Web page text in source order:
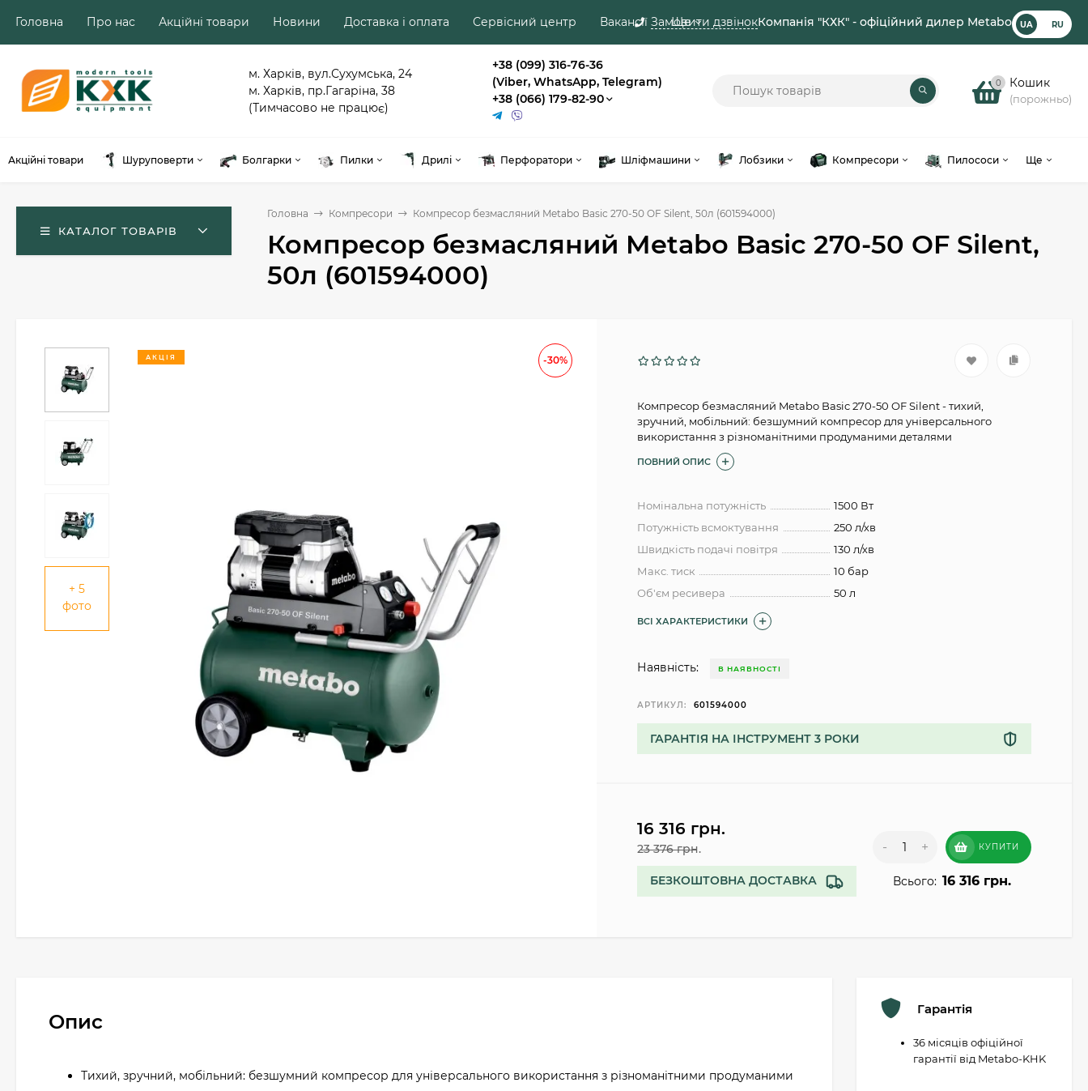
Замовити дзвінокКомпанія "КХК" - офіційний дилер Metabo UA RU
Головна Про нас Акційні товари Новини Доставка і оплата Сервісний центр Вакансії Ще
м. Харків, вул.Сухумська, 24
м. Харків, пр.Гагаріна, 38
(Тимчасово не працює)
+38 (099) 316-76-36
(Viber, WhatsApp, Telegram)
+38 (066) 179-82-90
0 Кошик
(порожньо)
Акційні товари Шуруповерти Болгарки Пилки Дрилі Перфоратори Шліфмашини Лобзики Компресори Пилососи Ще
КАТАЛОГ ТОВАРІВ
Головна Компресори Компресор безмасляний Metabo Basic 270-50 OF Silent, 50л (601594000)
Компресор безмасляний Metabo Basic 270-50 OF Silent,
50л (601594000)
+ 5
фото
-30%
АКЦІЯ
​Компресор безмасляний Metabo Basic 270-50 OF Silent - тихий,
зручний, мобільний: безшумний компресор для універсального
використання з різноманітними продуманими деталями
ПОВНИЙ ОПИС
Номінальна потужність
1500 Вт
Потужність всмоктування
250 л/хв
Швидкість подачі повітря
130 л/хв
Макс. тиск
10 бар
Об'єм ресивера
50 л
ВСІ ХАРАКТЕРИСТИКИ
Наявність: В НАЯВНОСТІ
АРТИКУЛ: 601594000
ГАРАНТІЯ НА ІНСТРУМЕНТ 3 РОКИ
16 316 грн.
23 376 грн.
БЕЗКОШТОВНА ДОСТАВКА
- + КУПИТИ
Всього: 16 316 грн.
Опис
Тихий, зручний, мобільний: безшумний компресор для універсального використання з різноманітними продуманими
Гарантія
36 місяців офіційної
гарантії від Metabo-KHK